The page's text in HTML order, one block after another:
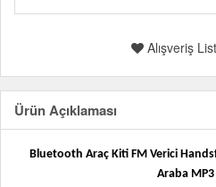
Alışveriş
Ürün Açıklaması
Bluetooth Araç Kiti FM Verici
Araba MP3